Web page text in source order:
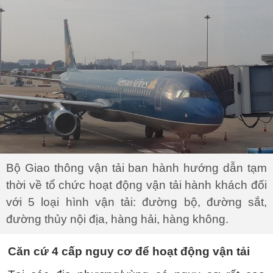
Bộ Giao thông vận tải ban hành hướng dẫn tạm
thời về tổ chức hoạt động vận tải hành khách đối
với 5 loại hình vận tải: đường bộ, đường sắt,
đường thủy nội địa, hàng hải, hàng không.
Căn cứ 4 cấp nguy cơ để hoạt động vận tải